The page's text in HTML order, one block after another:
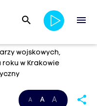
search menu
wojskowych,
w Krakowie
A A A share